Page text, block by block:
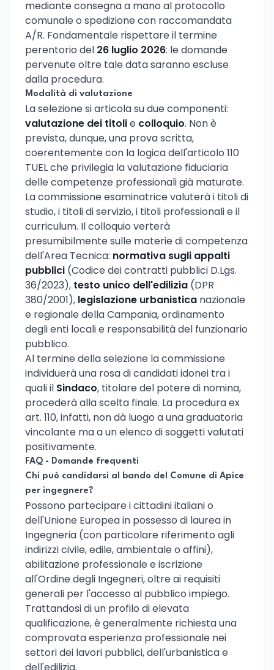
mediante consegna a mano al protocollo
comunale o spedizione con raccomandata
A/R. Fondamentale rispettare il termine
perentorio del 26 luglio 2026: le domande
pervenute oltre tale data saranno escluse
dalla procedura.
Modalità di valutazione
La selezione si articola su due componenti:
valutazione dei titolie colloquio. Non è
prevista, dunque, una prova scritta,
coerentemente con la logica dell'articolo 110
TUEL che privilegia la valutazione fiduciaria
delle competenze professionali già maturate.
La commissione esaminatrice valuterà i titoli di
studio, i titoli di servizio, i titoli professionali e il
curriculum. Il colloquio verterà
presumibilmente sulle materie di competenza
dell'Area Tecnica: normativa sugli appalti
pubblici (Codice dei contratti pubblici D.Lgs.
36/2023), testo unico dell'edilizia (DPR
380/2001), legislazione urbanistica nazionale
e regionale della Campania, ordinamento
degli enti locali e responsabilità del funzionario
pubblico.
Al termine della selezione la commissione
individuerà una rosa di candidati idonei tra i
quali il Sindaco, titolare del potere di nomina,
procederà alla scelta finale. La procedura ex
art. 110, infatti, non dà luogo a una graduatoria
vincolante ma a un elenco di soggetti valutati
positivamente.
FAQ - Domande frequenti
Chi può candidarsi al bando del Comune di Apice
per ingegnere?
Possono partecipare i cittadini italiani o
dell'Unione Europea in possesso di laurea in
Ingegneria (con particolare riferimento agli
indirizzi civile, edile, ambientale o affini),
abilitazione professionale e iscrizione
all'Ordine degli Ingegneri, oltre ai requisiti
generali per l'accesso al pubblico impiego.
Trattandosi di un profilo di elevata
qualificazione, è generalmente richiesta una
comprovata esperienza professionale nei
settori dei lavori pubblici, dell'urbanistica e